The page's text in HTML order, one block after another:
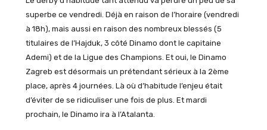
superbe ce vendredi. Déjà en raison de l’horaire (vendredi
à 18h), mais aussi en raison des nombreux blessés (5
titulaires de l’Hajduk, 3 côté Dinamo dont le capitaine
Ademi) et de la Ligue des Champions. Et oui, le Dinamo
Zagreb est désormais un prétendant sérieux à la 2ème
place, après 4 journées. Là où d’habitude l’enjeu était
d’éviter de se ridiculiser une fois de plus. Et mardi
prochain, le Dinamo ira à l’Atalanta.